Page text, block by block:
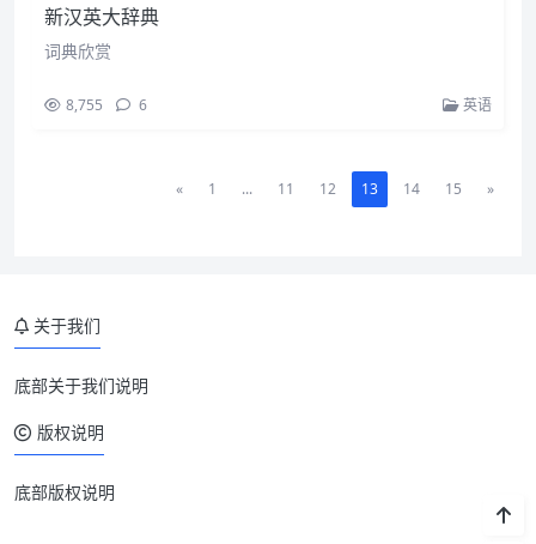
新汉英大辞典
词典欣赏
8,755 6 英语
« 1 ... 11 12 13 14 15 »
关于我们
底部关于我们说明
版权说明
底部版权说明